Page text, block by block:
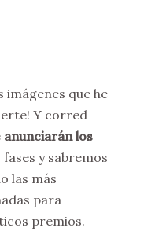
imágenes que he
Y corred
anunciarán los
fases y sabremos
las más
para
premios.